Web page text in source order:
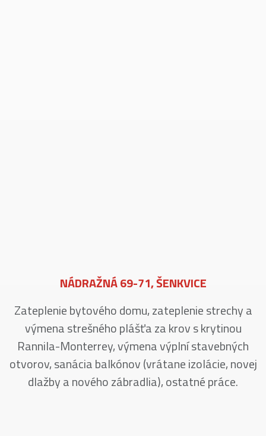
NÁDRAŽNÁ 69-71, ŠENKVICE
Zateplenie bytového domu, zateplenie strechy a
výmena strešného plášťa za krov s krytinou
Rannila-Monterrey, výmena výplní stavebných
otvorov, sanácia balkónov (vrátane izolácie, novej
dlažby a nového zábradlia), ostatné práce.